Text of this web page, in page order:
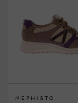
MEPHISTO